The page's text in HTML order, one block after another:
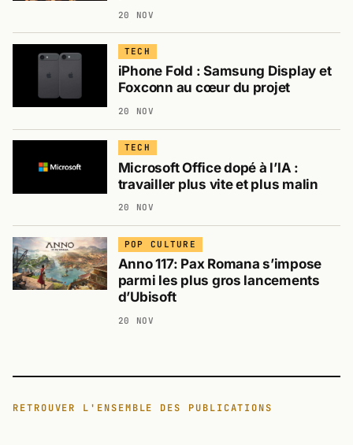
20 NOV
TECH
iPhone Fold : Samsung Display et
Foxconn au cœur du projet
20 NOV
TECH
Microsoft Office dopé à l’IA :
travailler plus vite et plus malin
20 NOV
POP CULTURE
Anno 117: Pax Romana s’impose
parmi les plus gros lancements
d’Ubisoft
20 NOV
RETROUVER L'ENSEMBLE DES PUBLICATIONS